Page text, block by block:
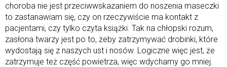
choroba nie jest przeciwwskazaniem do noszenia maseczki
to zastanawiam się, czy on rzeczywiście ma kontakt z
pacjentami, czy tylko czyta książki. Tak na chłopski rozum,
zasłona twarzy jest po to, żeby zatrzymywać drobinki, które
wydostają się z naszych ust i nosów. Logiczne więc jest, że
zatrzymuje też część powietrza, więc wdychamy go mniej.